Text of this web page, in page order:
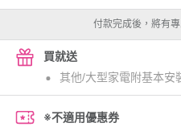
付款完成後，將有
買就送
其他/大型家電附基本安
※不適用優惠券